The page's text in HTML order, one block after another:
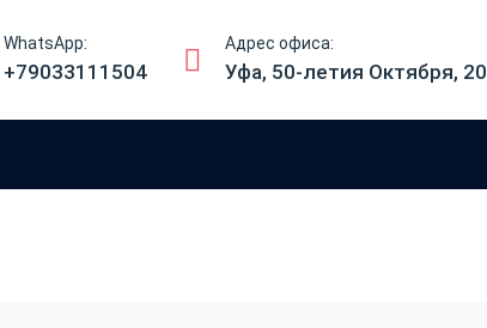
WhatsApp:
+79033111504
Адрес офиса:
Уфа, 50-летия Октября, 20